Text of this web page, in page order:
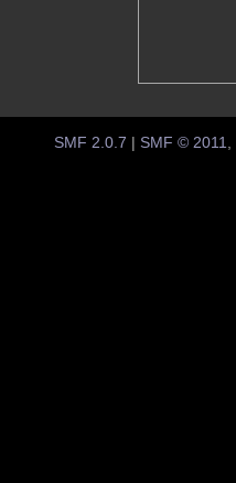
SMF 2.0.7 SMF © 2011,